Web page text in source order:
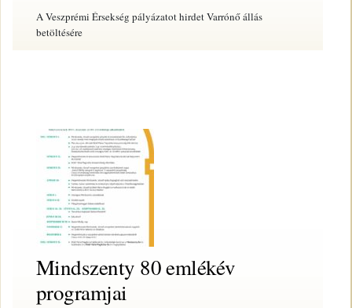
A Veszprémi Érsekség pályázatot hirdet Varrónő állás
betöltésére
Mindszenty 80 emlékév
programjai